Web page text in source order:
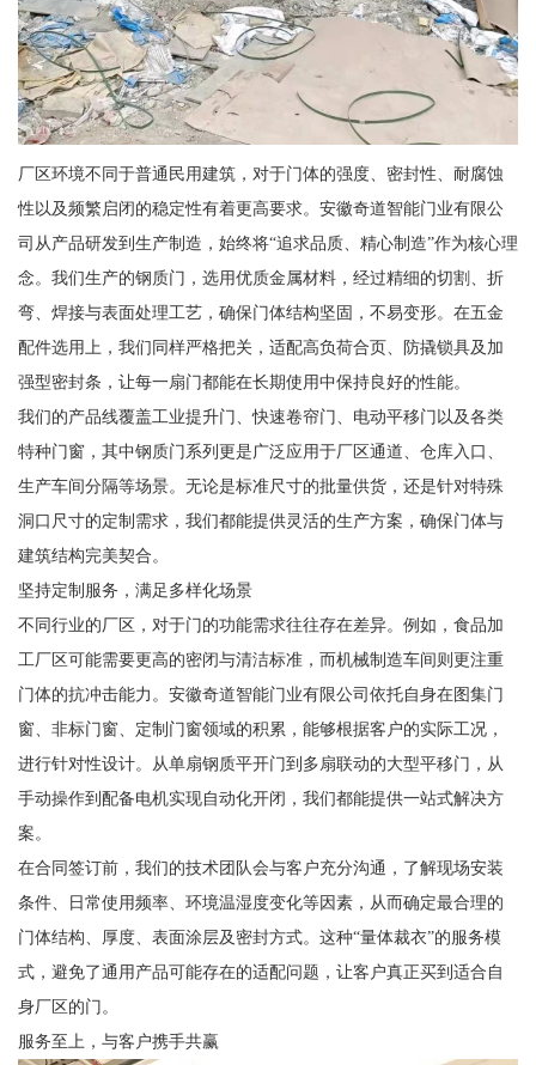
厂区环境不同于普通民用建筑，对于门体的强度、密封性、耐腐蚀
性以及频繁启闭的稳定性有着更高要求。安徽奇道智能门业有限公
司从产品研发到生产制造，始终将“追求品质、精心制造”作为核心理
念。我们生产的钢质门，选用优质金属材料，经过精细的切割、折
弯、焊接与表面处理工艺，确保门体结构坚固，不易变形。在五金
配件选用上，我们同样严格把关，适配高负荷合页、防撬锁具及加
强型密封条，让每一扇门都能在长期使用中保持良好的性能。
我们的产品线覆盖工业提升门、快速卷帘门、电动平移门以及各类
特种门窗，其中钢质门系列更是广泛应用于厂区通道、仓库入口、
生产车间分隔等场景。无论是标准尺寸的批量供货，还是针对特殊
洞口尺寸的定制需求，我们都能提供灵活的生产方案，确保门体与
建筑结构完美契合。
坚持定制服务，满足多样化场景
不同行业的厂区，对于门的功能需求往往存在差异。例如，食品加
工厂区可能需要更高的密闭与清洁标准，而机械制造车间则更注重
门体的抗冲击能力。安徽奇道智能门业有限公司依托自身在图集门
窗、非标门窗、定制门窗领域的积累，能够根据客户的实际工况，
进行针对性设计。从单扇钢质平开门到多扇联动的大型平移门，从
手动操作到配备电机实现自动化开闭，我们都能提供一站式解决方
案。
在合同签订前，我们的技术团队会与客户充分沟通，了解现场安装
条件、日常使用频率、环境温湿度变化等因素，从而确定最合理的
门体结构、厚度、表面涂层及密封方式。这种“量体裁衣”的服务模
式，避免了通用产品可能存在的适配问题，让客户真正买到适合自
身厂区的门。
服务至上，与客户携手共赢